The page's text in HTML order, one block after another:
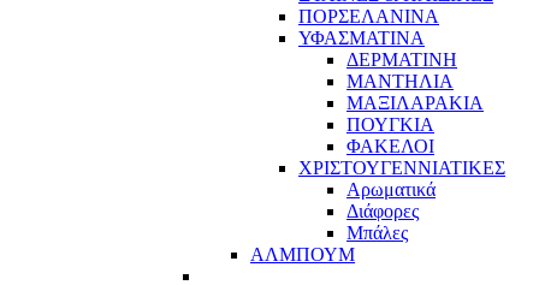
ΠΟΡΣΕΛΑΝΙΝΑ
ΥΦΑΣΜΑΤΙΝA
ΔΕΡΜΑΤΙΝΗ
ΜΑΝΤΗΛΙΑ
ΜΑΞΙΛΑΡΑΚΙΑ
ΠΟΥΓΚΙΑ
ΦΑΚΕΛΟΙ
ΧΡΙΣΤΟΥΓΕΝΝΙΑΤΙΚΕΣ
Αρωματικά
Διάφορες
Μπάλες
ΑΛΜΠΟΥΜ